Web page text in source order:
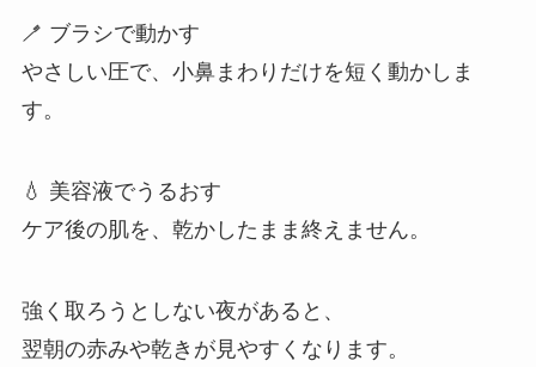
🪥 ブラシで動かす
やさしい圧で、小鼻まわりだけを短く動かしま
す。
💧 美容液でうるおす
ケア後の肌を、乾かしたまま終えません。
強く取ろうとしない夜があると、
翌朝の赤みや乾きが見やすくなります。